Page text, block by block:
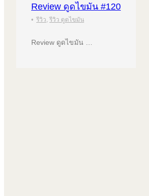
Review ดูดไขมัน #120
• รีวิว, รีวิว ดูดไขมัน
Review ดูดไขมัน …